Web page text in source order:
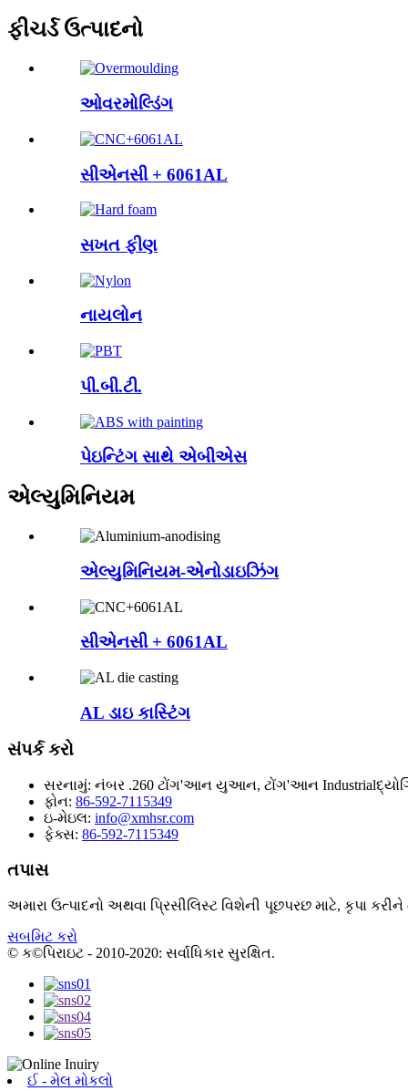
ફીચર્ડ ઉત્પાદનો
ઓવરમોલ્ડિંગ
સીએનસી + 6061AL
સખત ફીણ
નાયલોન
પી.બી.ટી.
પેઇન્ટિંગ સાથે એબીએસ
એલ્યુમિનિયમ
એલ્યુમિનિયમ-એનોડાઇઝિંગ
સીએનસી + 6061AL
AL ડાઇ કાસ્ટિંગ
સંપર્ક કરો
સરનામું: નંબર .260 ટોંગ'આન યુઆન, ટોંગ'આન
ફોન: 86-592-7115349
ઇ-મેઇલ: info@xmhsr.com
ફેક્સ: 86-592-7115349
તપાસ
અમારા ઉત્પાદનો અથવા પ્રિસીલિસ્ટ વિશેની પૂછપરછ માટે, કૃપા
સબમિટ કરો
© ક©પિરાઇટ - 2010-2020: સર્વાધિકાર સુરક્ષિત.
ઈ - મેલ મોકલો